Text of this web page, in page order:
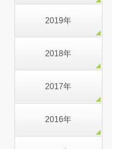
2019年
2018年
2017年
2016年